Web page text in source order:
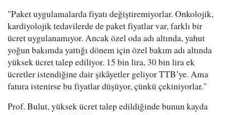
"Paket uygulamalarda fiyatı değiştiremiyorlar. Onkolojik,
kardiyolojik tedavilerde de paket fiyatlar var, farklı bir
ücret uygulanamıyor. Ancak özel oda adı altında, yahut
yoğun bakımda yattığı dönem için özel bakım adı altında
yüksek ücret talep ediliyor. 15 bin lira, 30 bin lira ek
ücretler istendiğine dair şikâyetler geliyor TTB’ye. Ama
fatura istenirse bu fiyatlar düşüyor, çünkü çekiniyorlar."
Prof. Bulut, yüksek ücret talep edildiğinde bunun kayda